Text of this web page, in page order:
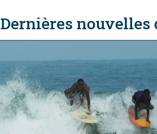
Dernières nouvelles